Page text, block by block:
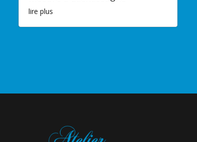
lire plus